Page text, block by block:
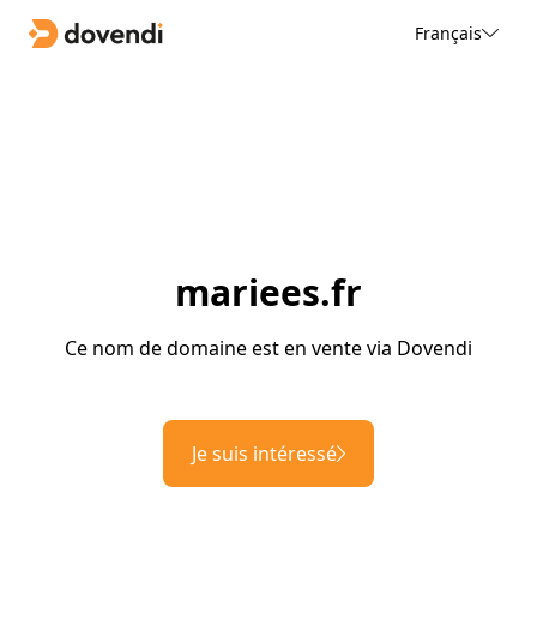
Français
mariees.fr
Ce nom de domaine est en vente via Dovendi
Je suis intéressé